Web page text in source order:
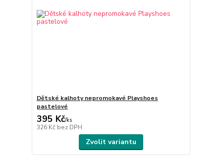
Dětské kalhoty nepromokavé Playshoes
pastelové
395 Kč/ks
326 Kč bez DPH
Zvolit variantu